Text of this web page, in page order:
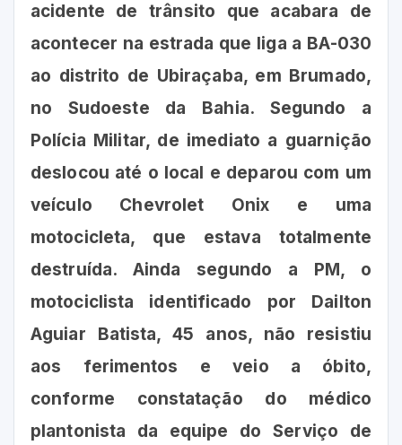
acidente de trânsito que acabara de
acontecer na estrada que liga a BA-030
ao distrito de Ubiraçaba, em Brumado,
no Sudoeste da Bahia. Segundo a
Polícia Militar, de imediato a guarnição
deslocou até o local e deparou com um
veículo Chevrolet Onix e uma
motocicleta, que estava totalmente
destruída. Ainda segundo a PM, o
motociclista identificado por Dailton
Aguiar Batista, 45 anos, não resistiu
aos ferimentos e veio a óbito,
conforme constatação do médico
plantonista da equipe do Serviço de